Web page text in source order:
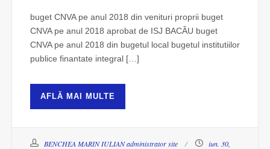
buget CNVA pe anul 2018 din venituri proprii buget
CNVA pe anul 2018 aprobat de ISJ BACĂU buget
CNVA pe anul 2018 din bugetul local bugetul institutiilor
publice finantate integral […]
AFLĂ MAI MULTE
BENCHEA MARIN IULIAN administrator site
iun. 30,